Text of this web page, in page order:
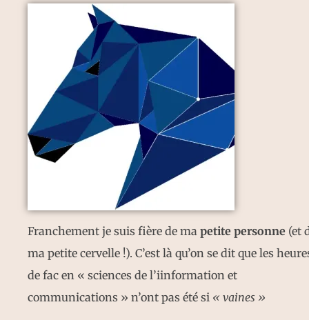
Franchement je suis fière de ma petite personne (et
ma petite cervelle !). C’est là qu’on se dit que les
de fac en « sciences de l’iinformation et
communications » n’ont pas été si « vaines »